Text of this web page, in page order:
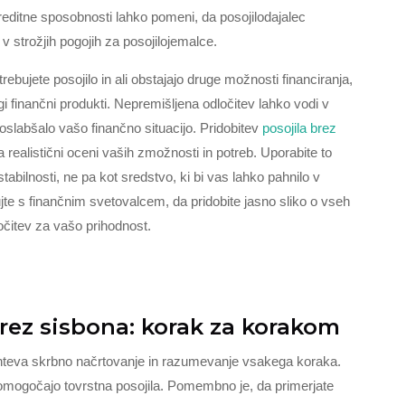
sposobnosti lahko pomeni, da posojilodajalec
strožjih pogojih za posojilojemalce.
posojilo in ali obstajajo druge možnosti financiranja,
finančni produkti. Nepremišljena odločitev lahko vodi v
vašo finančno situacijo. Pridobitev posojila brez
oceni vaših zmožnosti in potreb. Uporabite to
ne pa kot sredstvo, ki bi vas lahko pahnilo v
s finančnim svetovalcem, da pridobite jasno sliko o vseh
za vašo prihodnost.
sisbona: korak za korakom
skrbno načrtovanje in razumevanje vsakega koraka.
tovrstna posojila. Pomembno je, da primerjate